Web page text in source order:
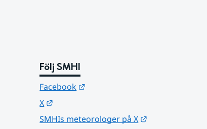
Följ SMHI
Facebook
X
SMHIs meteorologer på X